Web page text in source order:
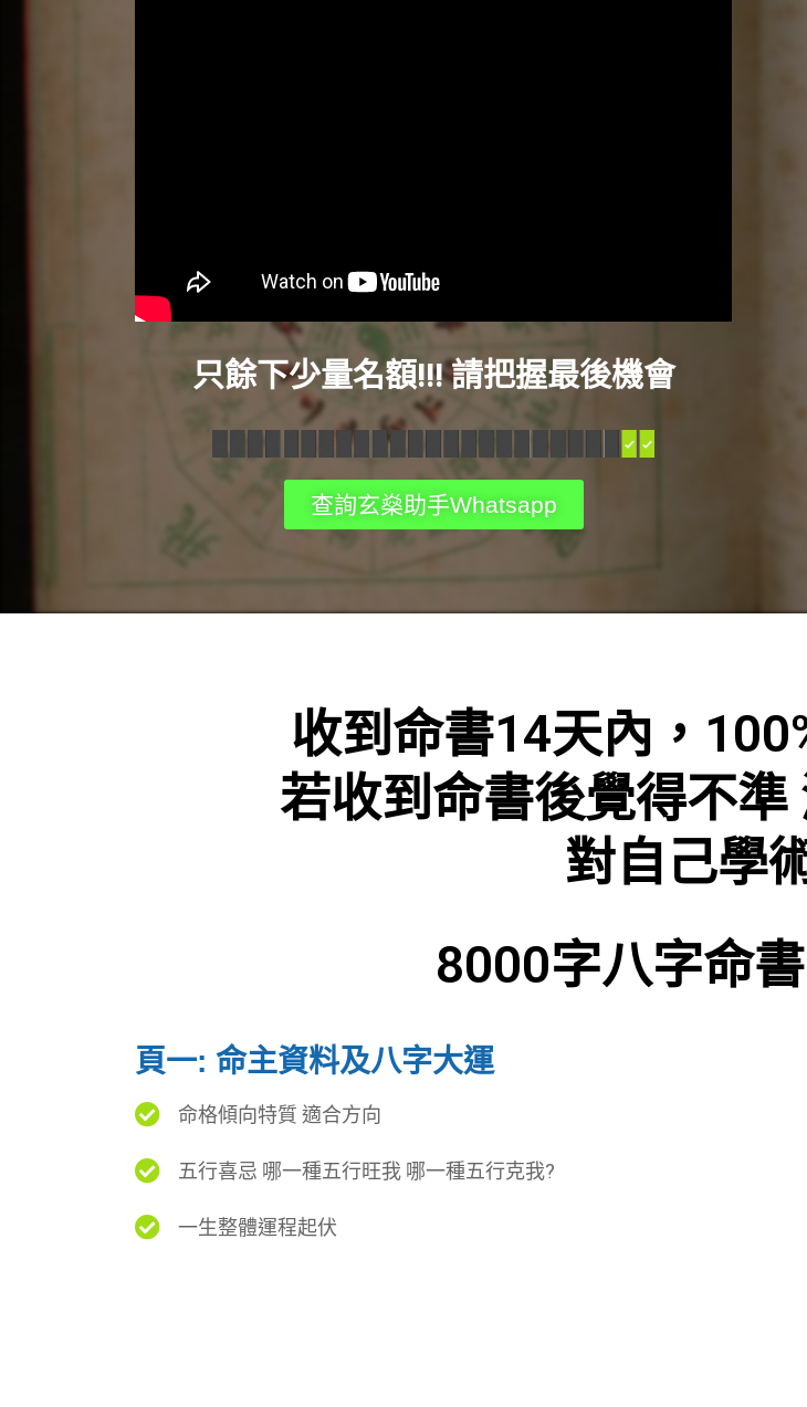
只餘下少量名額!!! 請把握最後機會
查詢玄燊助手Whatsapp
收到命書14天內，
若收到命書後覺得不
對自己學
8000字八字命
頁一: 命主資料及八字大運
命格傾向特質 適合方向
五行喜忌 哪一種五行旺我 哪一種五行克我?
一生整體運程起伏